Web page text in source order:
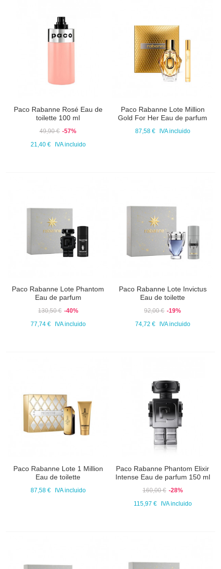
Paco Rabanne Rosé Eau de
toilette 100 ml
49,90 € -57%
21,40 €
IVA incluido
Paco Rabanne Lote Million
Gold For Her Eau de parfum
87,58 € IVA incluido
Paco Rabanne Lote Phantom
Eau de parfum
130,50 € -40%
77,74 €
IVA incluido
Paco Rabanne Lote Invictus
Eau de toilette
92,00 € -19%
74,72 €
IVA incluido
Paco Rabanne Lote 1 Million
Eau de toilette
87,58 € IVA incluido
Paco Rabanne Phantom Elixir
Intense Eau de parfum 150 ml
160,00 € -28%
115,97 €
IVA incluido